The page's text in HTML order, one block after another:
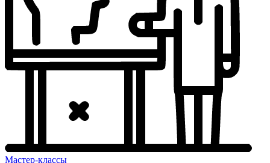
Мастер-классы